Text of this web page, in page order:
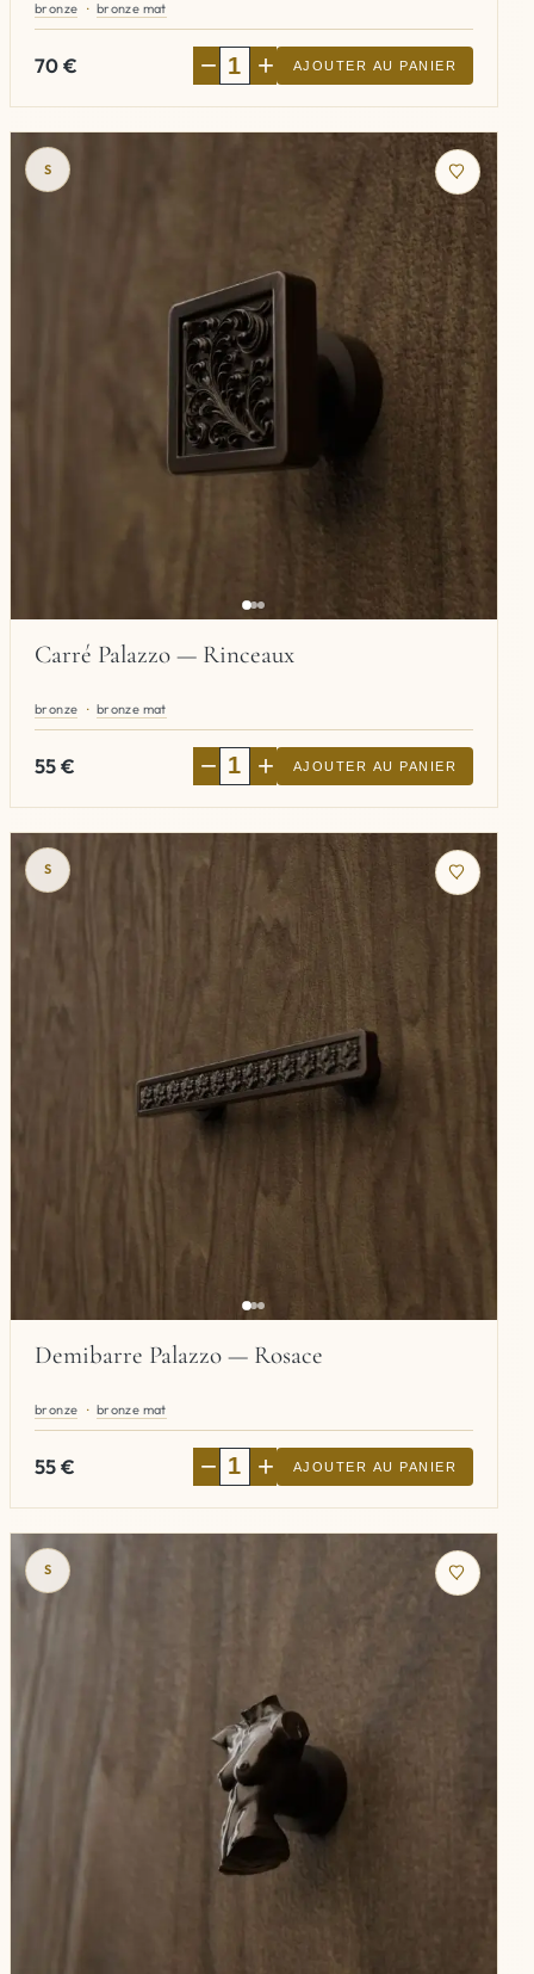
bronze bronze mat
70€ − + AJOUTER AU PANIER
S
Carré Palazzo — Rinceaux
bronze bronze mat
55€ − + AJOUTER AU PANIER
S
Demibarre Palazzo — Rosace
bronze bronze mat
55€ − + AJOUTER AU PANIER
S